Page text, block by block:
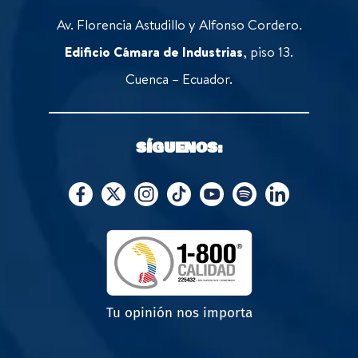
Av. Florencia Astudillo y Alfonso Cordero.
Edificio Cámara de Industrias, piso 13.
Cuenca – Ecuador.
SÍGUENOS:
Tu opinión nos importa